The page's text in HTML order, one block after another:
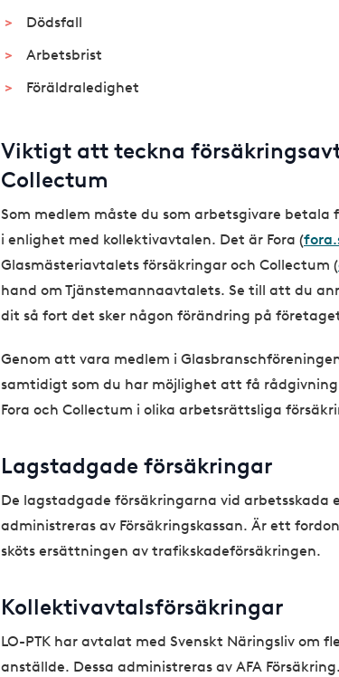
Dödsfall
Arbetsbrist
Föräldraledighet
Viktigt att teckna
Collectum
Som medlem måste du som arbetsgivare betala
i enlighet med kollektivavtalen. Det är Fora (
Glasmästeriavtalets försäkringar och Collectum (
hand om Tjänstemannaavtalets. Se till att du
dit så fort det sker någon förändring på
Genom att vara medlem i
samtidigt som du har möjlighet att få
Fora och Collectum i olika arbetsrättsliga
Lagstadgade försäkringar
De lagstadgade försäkringarna vid arbetsskada
administreras av Försäkringskassan. Är ett
sköts ersättningen av trafikskadeförsäkringen.
Kollektivavtalsförsäkringar
LO-PTK har avtalat med Svenskt Näringsliv om
anställde. Dessa administreras av AFA Försäkring.